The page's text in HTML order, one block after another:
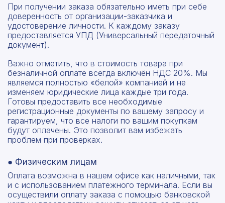
При получении заказа обязательно иметь при себе
доверенность от организации-заказчика и
удостоверение личности. К каждому заказу
предоставляется УПД (Универсальный передаточный
документ).
Важно отметить, что в стоимость товара при
безналичной оплате всегда включён НДС 20%. Мы
являемся полностью «белой» компанией и не
изменяем юридические лица каждые три года.
Готовы предоставить все необходимые
регистрационные документы по вашему запросу и
гарантируем, что все налоги по вашим покупкам
будут оплачены. Это позволит вам избежать
проблем при проверках.
● Физическим лицам
Оплата возможна в нашем офисе как наличными, так
и с использованием платежного терминала. Если вы
осуществили оплату заказа с помощью банковской